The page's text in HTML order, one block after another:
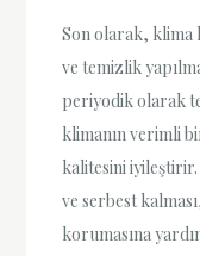
Son olarak, klima
ve temizlik
periyodik olarak
klimanın verimli
kalitesini iyileştirir.
ve serbest
korumasına